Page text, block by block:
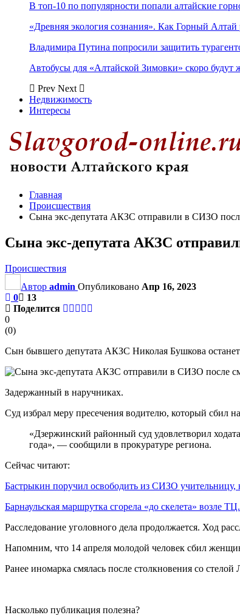
В топ-10 по популярности попали алтайские
«Древняя экология сознания». Как Горный Алтай
Владимира Путина попросили защитить
Автобусы для «Алтайской Зимовки» скоро будут
Prev Next
Недвижимость
Интересы
Главная
Происшествия
Сына экс-депутата АКЗС отправили в СИЗО
Сына экс-депутата АКЗС
Происшествия
Автор admin Опубликовано Апр 16, 2023
0
13
Поделится
0
(0)
Сын бывшего депутата АКЗС Николая Бушкова
Задержанный в наручниках.
Суд избрал меру пресечения водителю, который
«Дзержинский районный суд удовлетворил
года», — сообщили в прокуратуре региона.
Сейчас читают:
Бастрыкин поручил освободить из СИЗО
Барнаульская маршрутка сгорела «до скелета» возле
Расследование уголовного дела продолжается. Ход
Напомним, что 14 апреля молодой человек сбил
Ранее иномарка смялась после столкновения со стелой
Насколько публикация полезна?